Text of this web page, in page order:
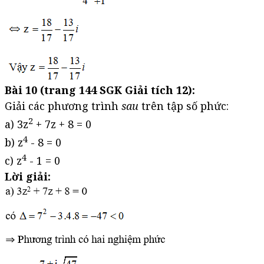
Bài 10 (trang 144 SGK Giải tích 12):
Giải các phương trình sau trên tập số phức:
a) 3z2 + 7z + 8 = 0
b) z4 - 8 = 0
c) z4 - 1 = 0
Lời giải: